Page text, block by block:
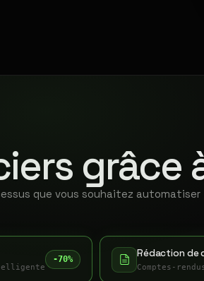
que vous souhaitez automatiser
-70% Rédaction de
Comptes-